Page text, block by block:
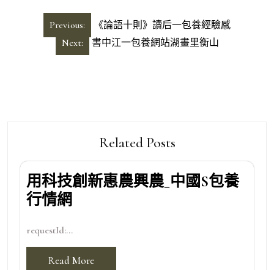
Previous:
《論語十則》讀后一包養經驗感
Next:
書中江一包養網站湖畫里衡山
Related Posts
用科技創新惠農興農_中國S包養
行情網
requestId:...
Read More